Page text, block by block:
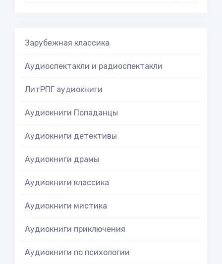
Зарубежная классика
Аудиоспектакли и радиоспектакли
ЛитРПГ аудиокниги
Аудиокниги Попаданцы
Аудиокниги детективы
Аудиокниги драмы
Аудиокниги классика
Аудиокниги мистика
Аудиокниги приключения
Аудиокниги по психологии